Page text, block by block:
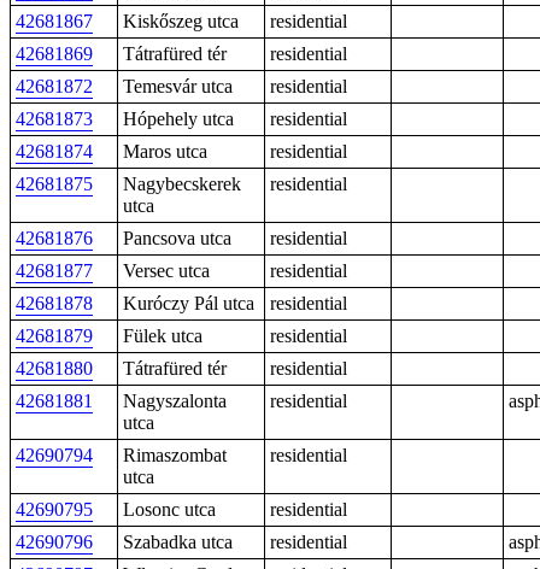
42681867
Kiskőszeg utca
residential
42681869
Tátrafüred tér
residential
42681872
Temesvár utca
residential
42681873
Hópehely utca
residential
42681874
Maros utca
residential
42681875
Nagybecskerek
utca
residential
42681876 Pancsova utca
residential
42681877
Versec utca
residential
42681878
Kuróczy Pál utca
residential
42681879
Fülek utca
residential
42681880
Tátrafüred tér
residential
42681881
Nagyszalonta
utca
residential
42690794
Rimaszombat
utca
residential
42690795 Losonc utca
residential
42690796
Szabadka utca residential